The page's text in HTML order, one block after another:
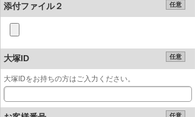
添付ファイル２ 任意
大塚ID 任意
大塚IDをお持ちの方はご入力ください。
任意